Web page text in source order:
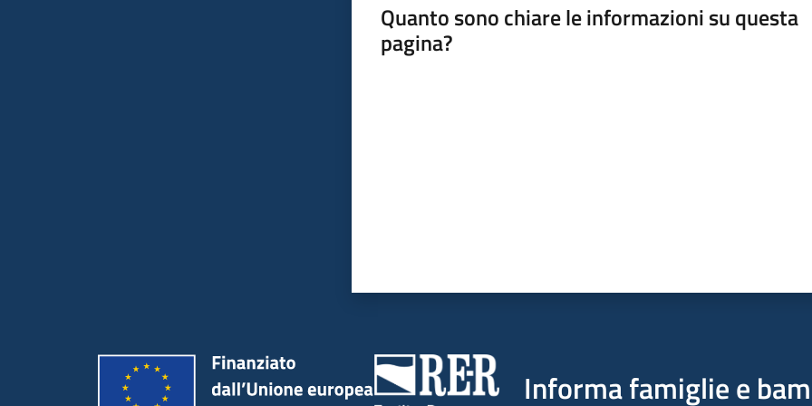
Quanto sono chiare le informazioni su questa
pagina?
Informa famiglie e